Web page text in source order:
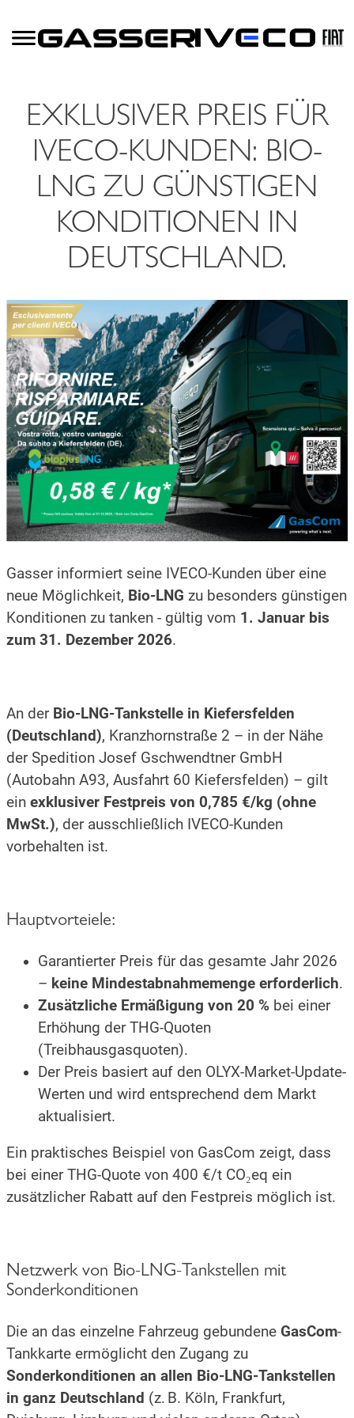
EXKLUSIVER PREIS FÜR
IVECO-KUNDEN: BIO-
LNG ZU GÜNSTIGEN
KONDITIONEN IN
DEUTSCHLAND.
Gasser informiert seine IVECO-Kunden über eine
neue Möglichkeit, Bio-LNG zu besonders günstigen
Konditionen zu tanken - gültig vom 1. Januar bis
zum 31. Dezember 2026.
An der Bio-LNG-Tankstelle in Kiefersfelden
(Deutschland), Kranzhornstraße 2 – in der Nähe
der Spedition Josef Gschwendtner GmbH
(Autobahn A93, Ausfahrt 60 Kiefersfelden) – gilt
ein exklusiver Festpreis von 0,785 €/kg (ohne
MwSt.), der ausschließlich IVECO-Kunden
vorbehalten ist.
Hauptvorteiele:
Garantierter Preis für das gesamte Jahr 2026
– keine Mindestabnahmemenge erforderlich.
Zusätzliche Ermäßigung von 20 % bei einer
Erhöhung der THG-Quoten
(Treibhausgasquoten).
Der Preis basiert auf den OLYX-Market-Update-
Werten und wird entsprechend dem Markt
aktualisiert.
Ein praktisches Beispiel von GasCom zeigt, dass
bei einer THG-Quote von 400 €/t CO₂eq ein
zusätzlicher Rabatt auf den Festpreis möglich ist.
Netzwerk von Bio-LNG-Tankstellen mit
Sonderkonditionen
Die an das einzelne Fahrzeug gebundene GasCom-
Tankkarte ermöglicht den Zugang zu
Sonderkonditionen an allen Bio-LNG-Tankstellen
in ganz Deutschland (z. B. Köln, Frankfurt,